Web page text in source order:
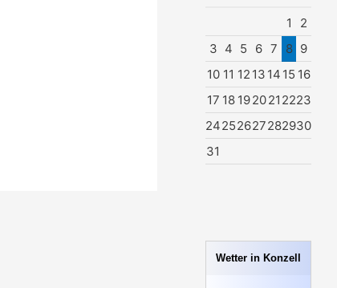
1
2
3 4 5 6 7 8 9
10 11 12 13 14 15 16
17 18 192021 2223
24252627282930
31
Wetter in Konzell